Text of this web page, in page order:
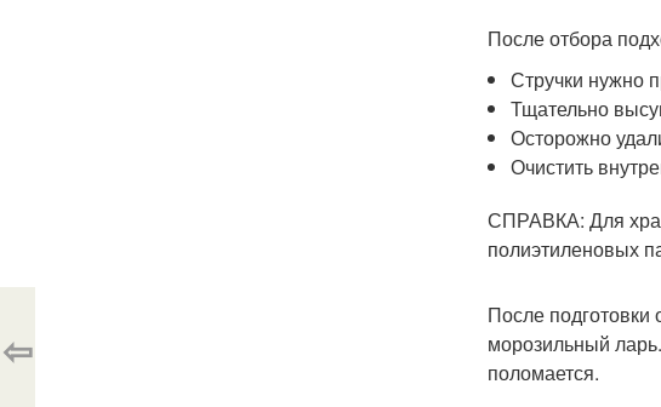
После отбора
Стручки нужно
Тщательно
Осторожно
Очистить
СПРАВКА: Для
полиэтиленовых
После
морозильный
поломается.
⇦